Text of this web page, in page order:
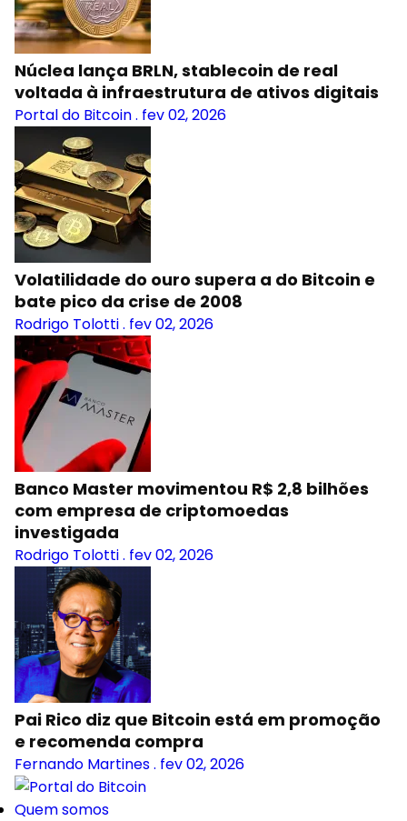
Núclea lança BRLN, stablecoin de real
voltada à infraestrutura de ativos digitais
Portal do Bitcoin. fev 02, 2026
Volatilidade do ouro supera a do Bitcoin e
bate pico da crise de 2008
Rodrigo Tolotti. fev 02, 2026
Banco Master movimentou R$ 2,8 bilhões
com empresa de criptomoedas
investigada
Rodrigo Tolotti. fev 02, 2026
Pai Rico diz que Bitcoin está em promoção
e recomenda compra
Fernando Martines. fev 02, 2026
Quem somos